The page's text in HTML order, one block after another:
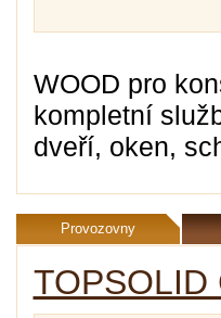
WOOD pro
kompletní
dveří, oken,
Provozovny
TOPSOLID